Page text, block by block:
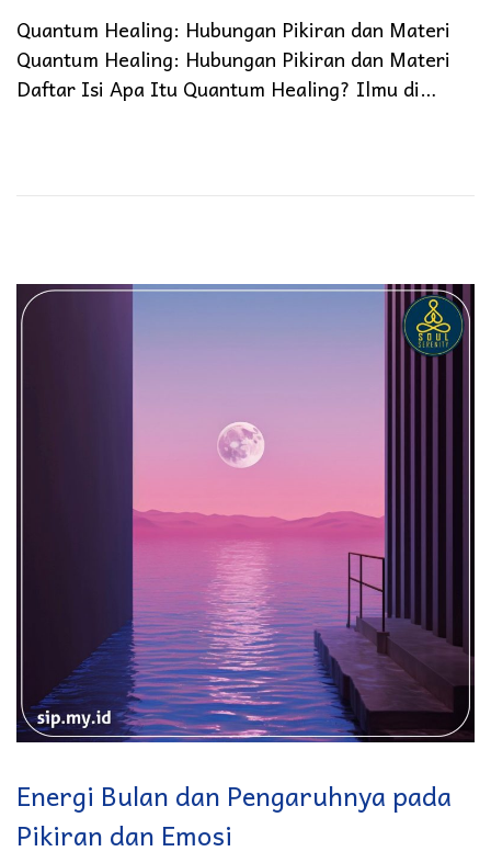
Quantum Healing: Hubungan Pikiran dan Materi
Quantum Healing: Hubungan Pikiran dan Materi
Daftar Isi Apa Itu Quantum Healing? Ilmu di…
Energi Bulan dan Pengaruhnya pada
Pikiran dan Emosi